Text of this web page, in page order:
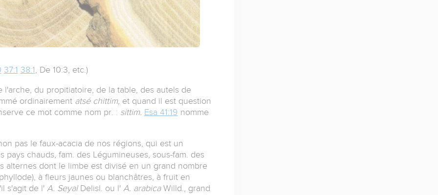
37:1 38:1, De 10:3, etc.)
du propitiatoire, de la table, des autels de
ordinairement atsé chittim, et quand il est question
ce mot comme nom pr. : sittim. Esa 41:19 nomme
pas le faux-acacia de nos régions, qui est un
chauds, fam. des Légumineuses, sous-fam. des
alternes dont le limbe est divisé en un grand nombre
à fleurs jaunes ou blanchâtres, à fruit en
s'agit de l'A. Seyal Delisl. ou l'A. arabicaWilld., grand